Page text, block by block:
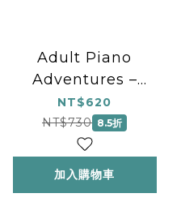
Adult Piano
Adventures –
Disney Book 1
&nbsp;- Classic
and Contemporary
Disney Hits
NT$620
NT$730 8.5折
加入購物車